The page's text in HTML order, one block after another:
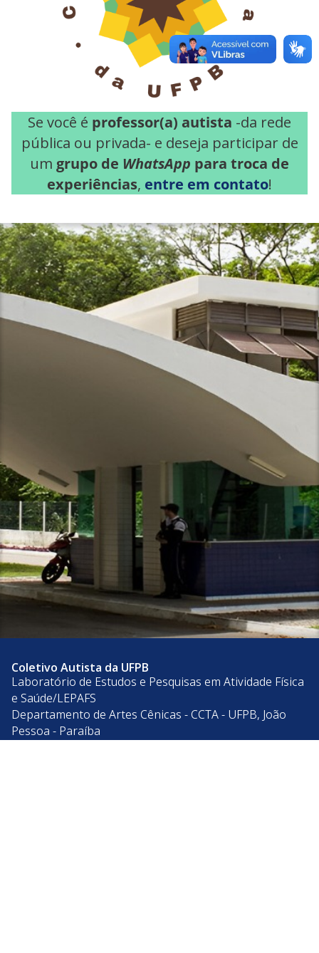
Se você é professor(a) autista -da rede
pública ou privada- e deseja participar de
um grupo de WhatsApp para troca de
experiências, entre em contato!
Coletivo Autista da UFPB
Laboratório de Estudos e Pesquisas em Atividade Física
e Saúde/LEPAFS
Departamento de Artes Cênicas - CCTA - UFPB, João
Pessoa - Paraíba